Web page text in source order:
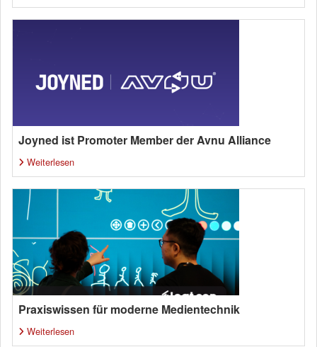
Joyned ist Promoter Member der Avnu Alliance
Weiterlesen
Praxiswissen für moderne Medientechnik
Weiterlesen